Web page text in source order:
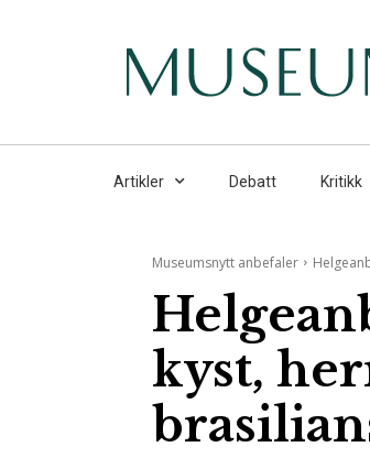
Artikler Debatt Kritikk
Museumsnytt anbefaler
kyst,